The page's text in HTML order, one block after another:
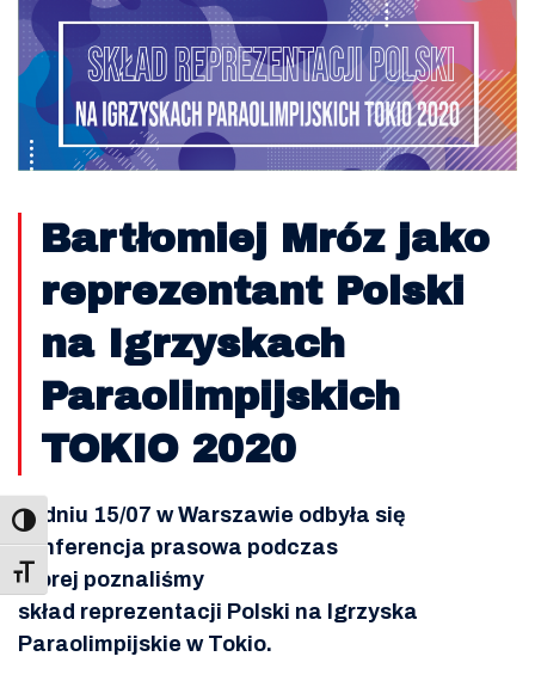
Toggle Font size
Bartłomiej Mróz jako
reprezentant Polski
na Igrzyskach
Paraolimpijskich
TOKIO 2020
W dniu 15/07 w Warszawie odbyła się
konferencja prasowa podczas
której poznaliśmy
skład reprezentacji Polski na Igrzyska
Paraolimpijskie w Tokio.